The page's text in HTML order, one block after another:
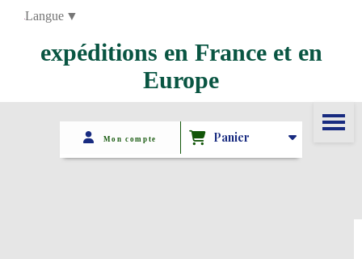
expéditions en France et en
Europe
Mon compte Panier
Langue ▼